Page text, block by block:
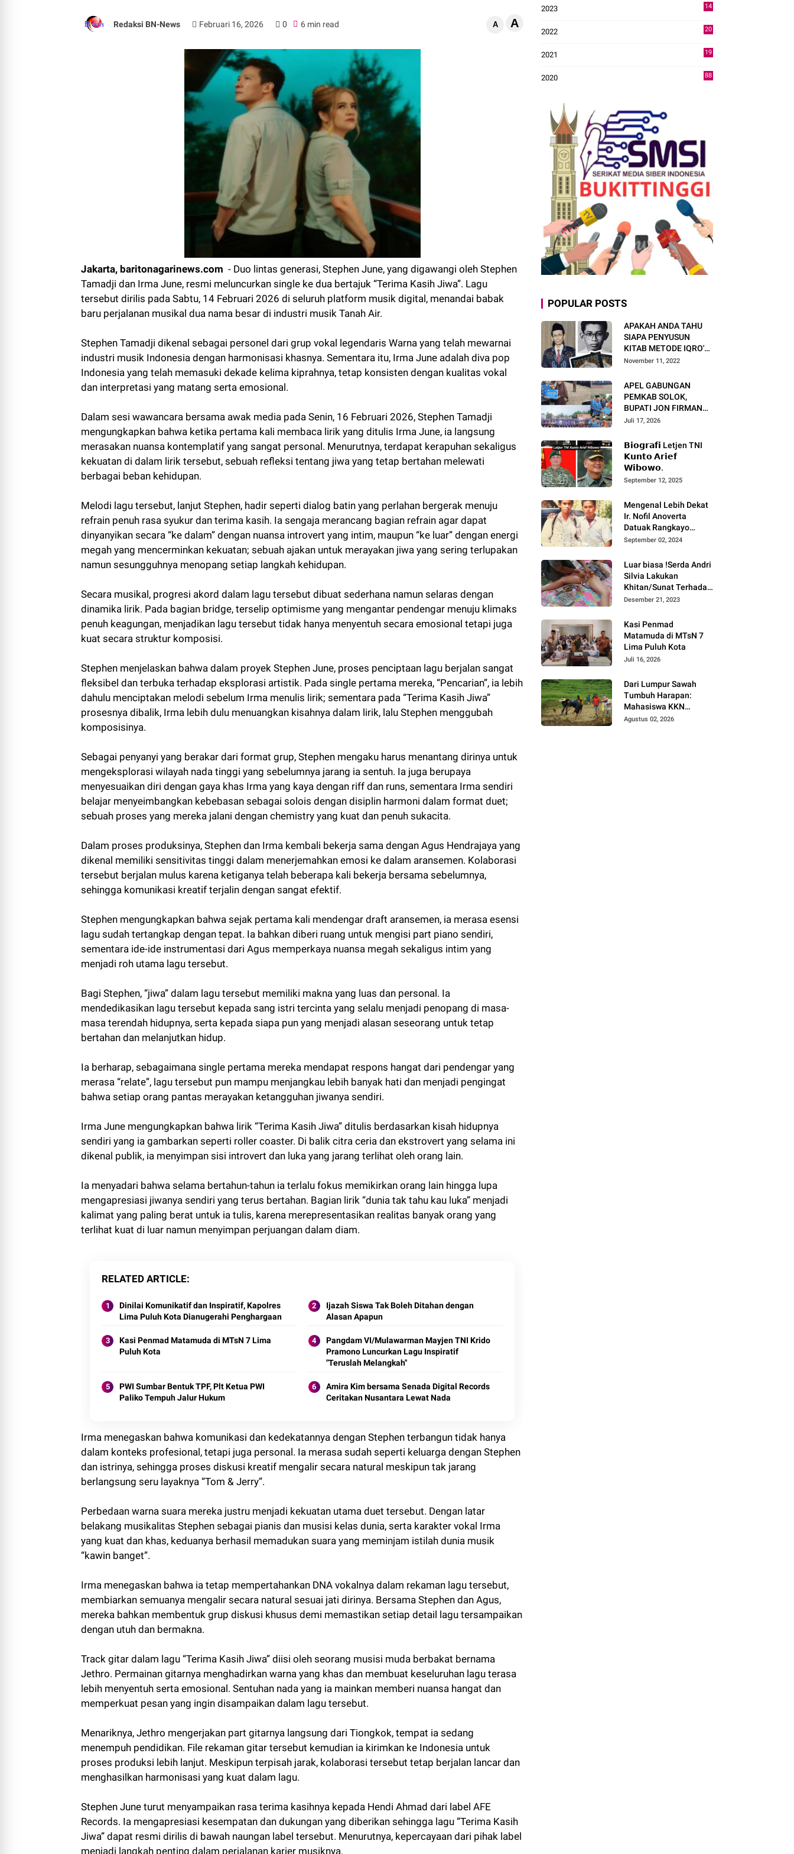
Redaksi BN-News Februari 16, 2026 0 6 min read A A
Jakarta, baritonagarinews.com - Duo lintas generasi, Stephen June, yang digawangi oleh Stephen
Tamadji dan Irma June, resmi meluncurkan single ke dua bertajuk “Terima Kasih Jiwa”. Lagu
tersebut dirilis pada Sabtu, 14 Februari 2026 di seluruh platform musik digital, menandai babak
baru perjalanan musikal dua nama besar di industri musik Tanah Air.
Stephen Tamadji dikenal sebagai personel dari grup vokal legendaris Warna yang telah mewarnai
industri musik Indonesia dengan harmonisasi khasnya. Sementara itu, Irma June adalah diva pop
Indonesia yang telah memasuki dekade kelima kiprahnya, tetap konsisten dengan kualitas vokal
dan interpretasi yang matang serta emosional.
Dalam sesi wawancara bersama awak media pada Senin, 16 Februari 2026, Stephen Tamadji
mengungkapkan bahwa ketika pertama kali membaca lirik yang ditulis Irma June, ia langsung
merasakan nuansa kontemplatif yang sangat personal. Menurutnya, terdapat kerapuhan sekaligus
kekuatan di dalam lirik tersebut, sebuah refleksi tentang jiwa yang tetap bertahan melewati
berbagai beban kehidupan.
Melodi lagu tersebut, lanjut Stephen, hadir seperti dialog batin yang perlahan bergerak menuju
refrain penuh rasa syukur dan terima kasih. Ia sengaja merancang bagian refrain agar dapat
dinyanyikan secara “ke dalam” dengan nuansa introvert yang intim, maupun “ke luar” dengan energi
megah yang mencerminkan kekuatan; sebuah ajakan untuk merayakan jiwa yang sering terlupakan
namun sesungguhnya menopang setiap langkah kehidupan.
Secara musikal, progresi akord dalam lagu tersebut dibuat sederhana namun selaras dengan
dinamika lirik. Pada bagian bridge, terselip optimisme yang mengantar pendengar menuju klimaks
penuh keagungan, menjadikan lagu tersebut tidak hanya menyentuh secara emosional tetapi juga
kuat secara struktur komposisi.
Stephen menjelaskan bahwa dalam proyek Stephen June, proses penciptaan lagu berjalan sangat
fleksibel dan terbuka terhadap eksplorasi artistik. Pada single pertama mereka, “Pencarian”, ia lebih
dahulu menciptakan melodi sebelum Irma menulis lirik; sementara pada “Terima Kasih Jiwa”
prosesnya dibalik, Irma lebih dulu menuangkan kisahnya dalam lirik, lalu Stephen menggubah
komposisinya.
Sebagai penyanyi yang berakar dari format grup, Stephen mengaku harus menantang dirinya untuk
mengeksplorasi wilayah nada tinggi yang sebelumnya jarang ia sentuh. Ia juga berupaya
menyesuaikan diri dengan gaya khas Irma yang kaya dengan riff dan runs, sementara Irma sendiri
belajar menyeimbangkan kebebasan sebagai solois dengan disiplin harmoni dalam format duet;
sebuah proses yang mereka jalani dengan chemistry yang kuat dan penuh sukacita.
Dalam proses produksinya, Stephen dan Irma kembali bekerja sama dengan Agus Hendrajaya yang
dikenal memiliki sensitivitas tinggi dalam menerjemahkan emosi ke dalam aransemen. Kolaborasi
tersebut berjalan mulus karena ketiganya telah beberapa kali bekerja bersama sebelumnya,
sehingga komunikasi kreatif terjalin dengan sangat efektif.
Stephen mengungkapkan bahwa sejak pertama kali mendengar draft aransemen, ia merasa esensi
lagu sudah tertangkap dengan tepat. Ia bahkan diberi ruang untuk mengisi part piano sendiri,
sementara ide-ide instrumentasi dari Agus memperkaya nuansa megah sekaligus intim yang
menjadi roh utama lagu tersebut.
Bagi Stephen, “jiwa” dalam lagu tersebut memiliki makna yang luas dan personal. Ia
mendedikasikan lagu tersebut kepada sang istri tercinta yang selalu menjadi penopang di masa-
masa terendah hidupnya, serta kepada siapa pun yang menjadi alasan seseorang untuk tetap
bertahan dan melanjutkan hidup.
Ia berharap, sebagaimana single pertama mereka mendapat respons hangat dari pendengar yang
merasa “relate”, lagu tersebut pun mampu menjangkau lebih banyak hati dan menjadi pengingat
bahwa setiap orang pantas merayakan ketangguhan jiwanya sendiri.
Irma June mengungkapkan bahwa lirik “Terima Kasih Jiwa” ditulis berdasarkan kisah hidupnya
sendiri yang ia gambarkan seperti roller coaster. Di balik citra ceria dan ekstrovert yang selama ini
dikenal publik, ia menyimpan sisi introvert dan luka yang jarang terlihat oleh orang lain.
Ia menyadari bahwa selama bertahun-tahun ia terlalu fokus memikirkan orang lain hingga lupa
mengapresiasi jiwanya sendiri yang terus bertahan. Bagian lirik “dunia tak tahu kau luka” menjadi
kalimat yang paling berat untuk ia tulis, karena merepresentasikan realitas banyak orang yang
terlihat kuat di luar namun menyimpan perjuangan dalam diam.
RELATED ARTICLE
Dinilai Komunikatif dan Inspiratif, Kapolres
Lima Puluh Kota Dianugerahi Penghargaan
Ijazah Siswa Tak Boleh Ditahan dengan
Alasan Apapun
Kasi Penmad Matamuda di MTsN 7 Lima
Puluh Kota
Pangdam VI/Mulawarman Mayjen TNI Krido
Pramono Luncurkan Lagu Inspiratif
"Teruslah Melangkah"
PWI Sumbar Bentuk TPF, Plt Ketua PWI
Paliko Tempuh Jalur Hukum
Amira Kim bersama Senada Digital Records
Ceritakan Nusantara Lewat Nada
Irma menegaskan bahwa komunikasi dan kedekatannya dengan Stephen terbangun tidak hanya
dalam konteks profesional, tetapi juga personal. Ia merasa sudah seperti keluarga dengan Stephen
dan istrinya, sehingga proses diskusi kreatif mengalir secara natural meskipun tak jarang
berlangsung seru layaknya “Tom & Jerry”.
Perbedaan warna suara mereka justru menjadi kekuatan utama duet tersebut. Dengan latar
belakang musikalitas Stephen sebagai pianis dan musisi kelas dunia, serta karakter vokal Irma
yang kuat dan khas, keduanya berhasil memadukan suara yang meminjam istilah dunia musik
“kawin banget”.
Irma menegaskan bahwa ia tetap mempertahankan DNA vokalnya dalam rekaman lagu tersebut,
membiarkan semuanya mengalir secara natural sesuai jati dirinya. Bersama Stephen dan Agus,
mereka bahkan membentuk grup diskusi khusus demi memastikan setiap detail lagu tersampaikan
dengan utuh dan bermakna.
Track gitar dalam lagu “Terima Kasih Jiwa” diisi oleh seorang musisi muda berbakat bernama
Jethro. Permainan gitarnya menghadirkan warna yang khas dan membuat keseluruhan lagu terasa
lebih menyentuh serta emosional. Sentuhan nada yang ia mainkan memberi nuansa hangat dan
memperkuat pesan yang ingin disampaikan dalam lagu tersebut.
Menariknya, Jethro mengerjakan part gitarnya langsung dari Tiongkok, tempat ia sedang
menempuh pendidikan. File rekaman gitar tersebut kemudian ia kirimkan ke Indonesia untuk
proses produksi lebih lanjut. Meskipun terpisah jarak, kolaborasi tersebut tetap berjalan lancar dan
menghasilkan harmonisasi yang kuat dalam lagu.
Stephen June turut menyampaikan rasa terima kasihnya kepada Hendi Ahmad dari label AFE
Records. Ia mengapresiasi kesempatan dan dukungan yang diberikan sehingga lagu “Terima Kasih
Jiwa” dapat resmi dirilis di bawah naungan label tersebut. Menurutnya, kepercayaan dari pihak label
menjadi langkah penting dalam perjalanan karier musiknya.
2023
14
2022
20
2021
19
2020
88
POPULAR POSTS
APAKAH ANDA TAHU
SIAPA PENYUSUN
KITAB METODE IQRO'?
INI BIOGRAFI KH. AS'AD
November 11, 2022
APEL GABUNGAN
PEMKAB SOLOK,
BUPATI JON FIRMAN
PANDU TEKANKAN ASN
DAN PELAYANAN
MASYARAKAT.
Juli 17, 2026
𝗕𝗶𝗼𝗴𝗿𝗮𝗳𝗶 Letjen TNI
𝗞𝘂𝗻𝘁𝗼 𝗔𝗿𝗶𝗲𝗳
𝗪𝗶𝗯𝗼𝘄𝗼.
September 12, 2025
Mengenal Lebih Dekat
Ir. Nofil Anoverta
Datuak Rangkayo
Batuah Cawako
September 02, 2024
Luar biasa !Serda Andri
Silvia Lakukan
Khitan/Sunat Terhadap
Anak Warga Binaannya
Desember 21, 2023
Kasi Penmad
Matamuda di MTsN 7
Lima Puluh Kota
Juli 16, 2026
Dari Lumpur Sawah
Tumbuh Harapan:
Mahasiswa KKN
Universitas Andalas
Agustus 02, 2026